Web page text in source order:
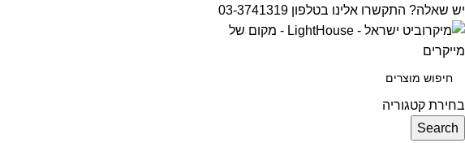
יש שאלה? התקשרו אלינו בטלפון 03-3741319
בחירת קטגוריה
Search